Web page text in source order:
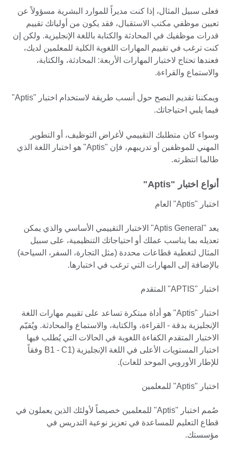
فعلى سبيل المثال، إذا كنت مديراً للموارد البشرية مسؤولاً عن
تعيين موظفي مكتب الاستقبال، فقد يكون من أولياتك تقييم
قدرات موظفيك في المحادثة والكتابة باللغة الإنجليزية. ولكن إن
كنت ترغب في تقييم المهارات اللغوية الكلية للمعلمين لديك،
فعندها تحتاج لاختبار المهارات الأربعة: المحادثة، والكتابة،
والاستماع والقراءة.
ويمكننا تقديم النصح حول أنسب طريقة لاستخدام اختبار "Aptis"
فيما يلبي احتياجاتك.
وسواء كان متطلبك التقييمي لأغراض التوظيف، أو التطوير
المهني للموظفين أو تدريبهم، فإن "Aptis" هو اختبار اللغة الذي
طالما انتظرته.
أنواع اختبار "Aptis"
اختبار "Aptis" العام
يعد "Aptis General" الاختبار التقييمي الأساسي والذي يمكن
تعديله بما يناسب عملك أو احتياجاتك التنظيمية، على سبيل
المثال لتغطية قطاعات محددة (مثل التجارة، السفر، السياحة)
بالإضافة إلى المهارات التي ترغب في اختبارها.
اختبار "APTIS" المتقدم
اختبار "Aptis" هو أداة مبتكرة تساعد على تقييم مهارات اللغة
الإنجليزية بدقة - القراءة، والكتابة، والاستماع والمحادثة. ويُقيّم
الاختبار المتقدم الكفاءة اللغوية في الحالات التي يُطلب فيها
اختبار المستويات الأعلى في اللغة الإنجليزية (B1 - C1 وفقاً
للإطار الأوروبي الموحد للغات).
اختبار "Aptis" للمعلمين
صُمم اختبار "Aptis" للمعلمين خصيصاً لأولئك الذين يعملون في
قطاع التعليم للمساعدة في تعزيز نوعية التدريس في
مؤسستك.